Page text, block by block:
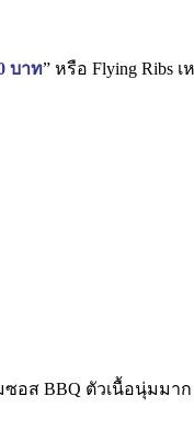
บาท” หรือ Flying Ribs
ส BBQ ตัวเนื้อนุ่มมา